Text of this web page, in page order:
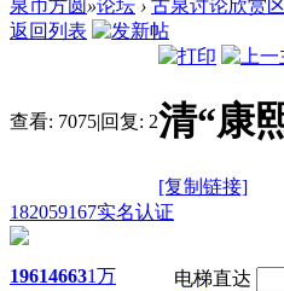
泉币方圆 »论坛 › 古泉讨论欣赏区
返回列表
查看: 7075|回复: 2清“康
[复制链接]
182059167实名认证
196146631万
电梯直达